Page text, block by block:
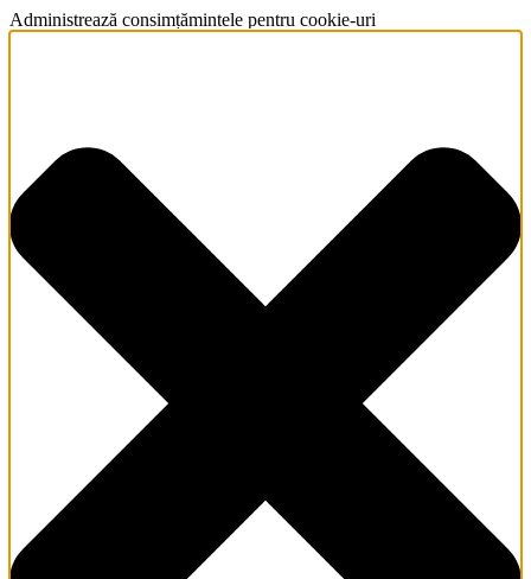
Administrează consimțămintele pentru cookie-uri